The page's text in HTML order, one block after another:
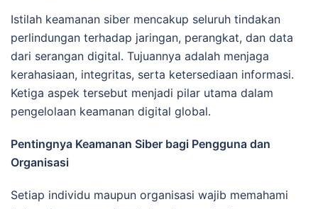
Istilah keamanan siber mencakup seluruh tindakan
perlindungan terhadap jaringan, perangkat, dan data
dari serangan digital. Tujuannya adalah menjaga
kerahasiaan, integritas, serta ketersediaan informasi.
Ketiga aspek tersebut menjadi pilar utama dalam
pengelolaan keamanan digital global.
Pentingnya Keamanan Siber bagi Pengguna dan
Organisasi
Setiap individu maupun organisasi wajib memahami